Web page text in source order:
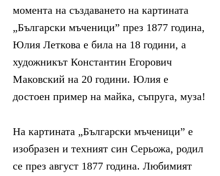
момента на създаването на картината
„Български мъченици” през 1877 година,
Юлия Леткова е била на 18 години, а
художникът Константин Егорович
Маковский на 20 години. Юлия е
достоен пример на майка, съпруга, муза!
На картината „Български мъченици” е
изобразен и техният син Серьожа, родил
се през август 1877 година. Любимият